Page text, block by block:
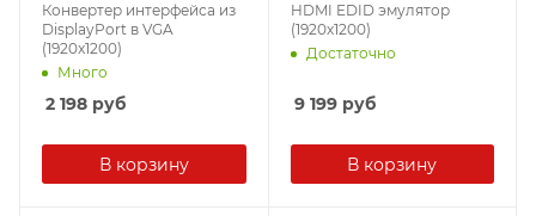
Конвертер интерфейса из
DisplayPort в VGA
(1920x1200)
Много
2 198 руб
В корзину
HDMI EDID эмулятор
(1920х1200)
Достаточно
9 199руб
В корзину